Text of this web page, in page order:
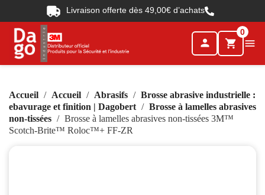
Livraison offerte dès 49,00€ d’achats
person shopping_cart
0

Accueil Accueil Abrasifs
Brosse abrasive industrielle :
ebavurage et finition | Dagobert
Brosse à lamelles abrasives
non-tissées
Brosse à lamelles abrasives non-tissées 3M™
Scotch-Brite™ Roloc™+ FF-ZR